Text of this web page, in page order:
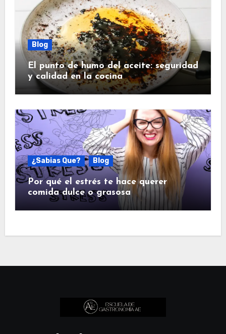
Blog
El punto de humo del aceite: seguridad
y calidad en la cocina
¿Sabias Que? Blog
Por qué el estrés te hace querer
comida dulce o grasosa